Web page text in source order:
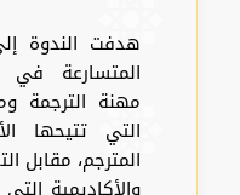
هدفت الندوة
المتسارعة في
مهنة الترجمة
التي تتيحها
المترجم، مقابل